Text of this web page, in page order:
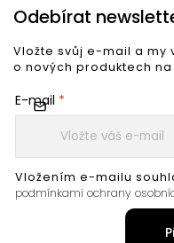
Odebírat
Vložte svůj e-mail a my
o nových produktech
E-mail
Vložením e-mailu
podmínkami ochrany